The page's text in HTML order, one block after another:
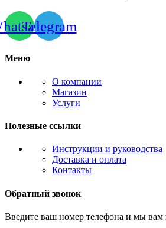
Telegram
Меню
О компании
Магазин
Услуги
Полезные ссылки
Инструкции и руководства
Доставка и оплата
Контакты
Обратный звонок
Введите ваш номер телефона и мы вам